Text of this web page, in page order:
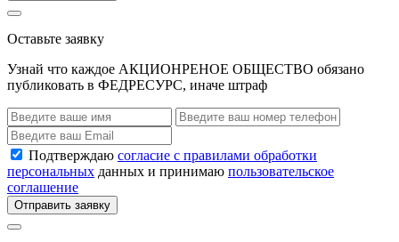
Оставьте заявку
Узнай что каждое АКЦИОНРЕНОЕ ОБЩЕСТВО обязано
публиковать в ФЕДРЕСУРС, иначе штраф
Подтверждаю согласие с правилами обработки
персональных данных и принимаю пользовательское
соглашение
Отправить заявку